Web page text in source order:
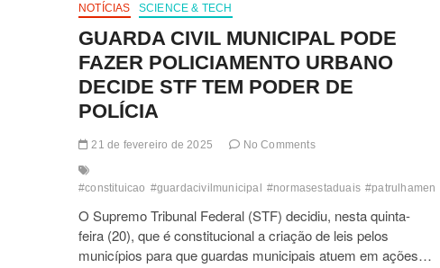
NOTÍCIAS SCIENCE & TECH
GUARDA CIVIL MUNICIPAL PODE
FAZER POLICIAMENTO URBANO
DECIDE STF TEM PODER DE
POLÍCIA
21 de fevereiro de 2025 No Comments
#constituicao #guardacivilmunicipal #normasestaduais #patrulhamento
O Supremo Tribunal Federal (STF) decidiu, nesta quinta-
feira (20), que é constitucional a criação de leis pelos
municípios para que guardas municipais atuem em ações…